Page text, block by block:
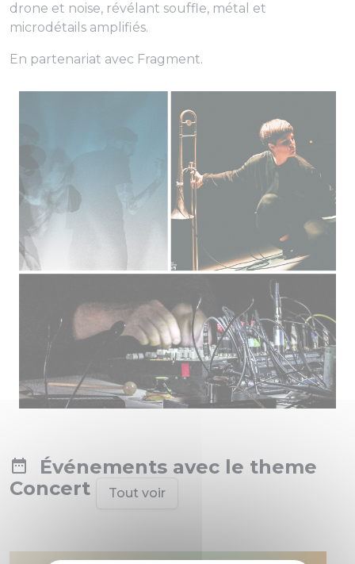
drone et noise, révélant souffle, métal et
microdétails amplifiés.
En partenariat avec Fragment.
Événements avec le theme
Concert
Tout voir